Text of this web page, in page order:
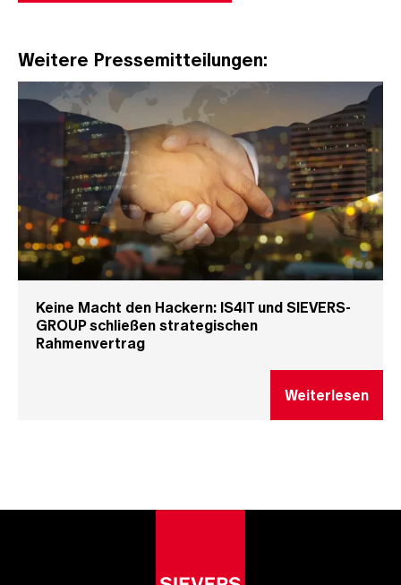
Weitere Pressemitteilungen:
Keine Macht den Hackern: IS4IT und SIEVERS-
GROUP schließen strategischen
Rahmenvertrag
Weiterlesen